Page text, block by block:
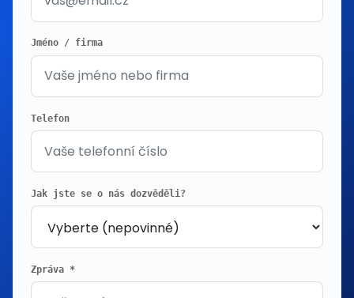
Jméno / firma
Telefon
Jak jste se o nás dozvěděli?
Zpráva *